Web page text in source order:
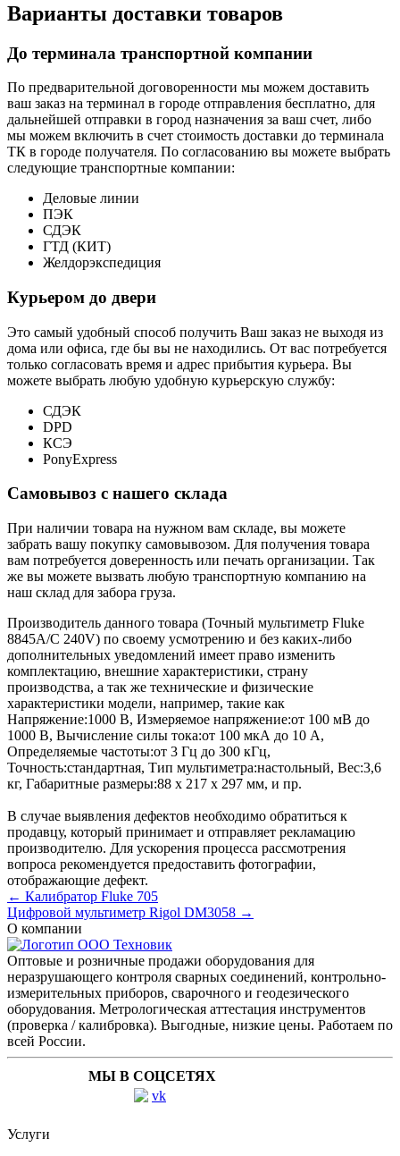
Варианты доставки товаров
До терминала транспортной компании
По предварительной договоренности мы можем доставить
ваш заказ на терминал в городе отправления бесплатно, для
дальнейшей отправки в город назначения за ваш счет, либо
мы можем включить в счет стоимость доставки до терминала
ТК в городе получателя. По согласованию вы можете выбрать
следующие транспортные компании:
Деловые линии
ПЭК
СДЭК
ГТД (КИТ)
Желдорэкспедиция
Курьером до двери
Это самый удобный способ получить Ваш заказ не выходя из
дома или офиса, где бы вы не находились. От вас потребуется
только согласовать время и адрес прибытия курьера. Вы
можете выбрать любую удобную курьерскую службу:
СДЭК
DPD
КСЭ
PonyExpress
Самовывоз с нашего склада
При наличии товара на нужном вам складе, вы можете
забрать вашу покупку самовывозом. Для получения товара
вам потребуется доверенность или печать организации. Так
же вы можете вызвать любую транспортную компанию на
наш склад для забора груза.
Производитель данного товара (Точный мультиметр Fluke
8845A/C 240V) по своему усмотрению и без каких-либо
дополнительных уведомлений имеет право изменить
комплектацию, внешние характеристики, страну
производства, а так же технические и физические
характеристики модели, например, такие как
Напряжение:1000 В, Измеряемое напряжение:от 100 мВ до
1000 В, Вычисление силы тока:от 100 мкА до 10 А,
Определяемые частоты:от 3 Гц до 300 кГц,
Точность:стандартная, Тип мультиметра:настольный, Вес:3,6
кг, Габаритные размеры:88 х 217 х 297 мм, и пр.
В случае выявления дефектов необходимо обратиться к
продавцу, который принимает и отправляет рекламацию
производителю. Для ускорения процесса рассмотрения
вопроса рекомендуется предоставить фотографии,
отображающие дефект.
← Калибратор Fluke 705
Цифровой мультиметр Rigol DM3058 →
О компании
Оптовые и розничные продажи оборудования для
неразрушающего контроля сварных соединений, контрольно-
измерительных приборов, сварочного и геодезического
оборудования. Метрологическая аттестация инструментов
(проверка / калибровка). Выгодные, низкие цены. Работаем по
всей России.
МЫ В СОЦСЕТЯХ
Услуги